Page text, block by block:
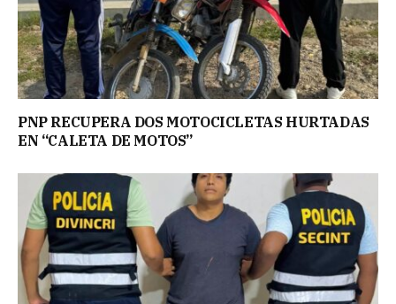
PNP RECUPERA DOS MOTOCICLETAS HURTADAS
EN “CALETA DE MOTOS”